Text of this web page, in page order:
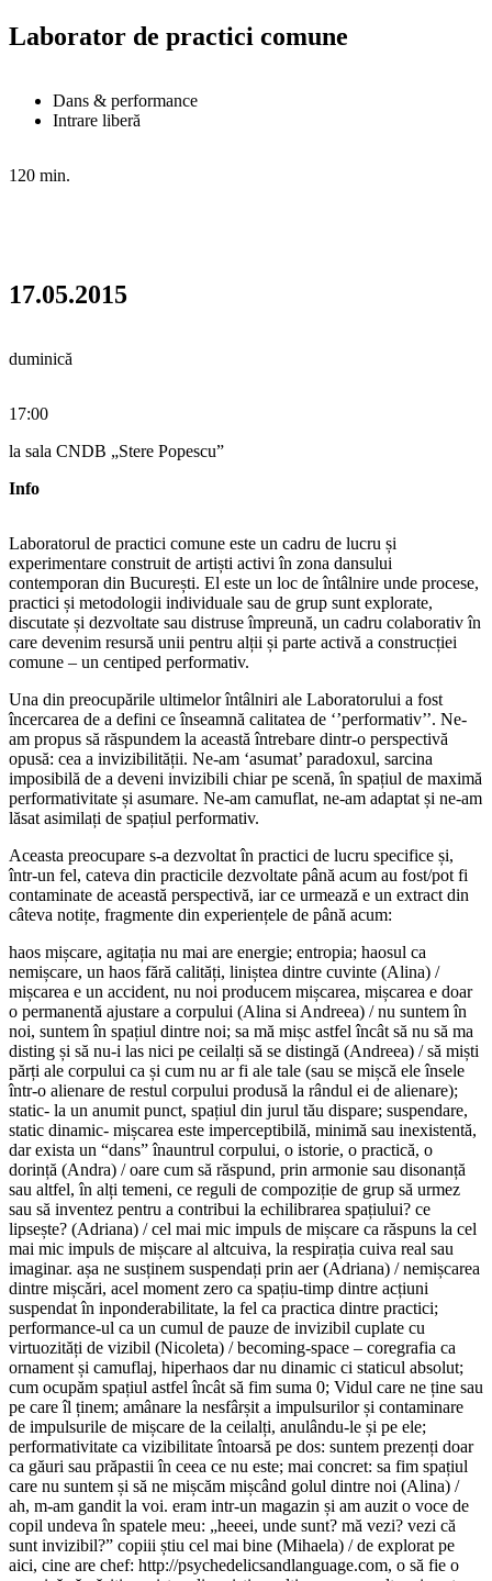
Laborator de practici comune
Dans & performance
Intrare liberă
120 min.
17.05.2015
duminică
17:00
la sala CNDB „Stere Popescu”
Info
Laboratorul de practici comune este un cadru de lucru și
experimentare construit de artiști activi în zona dansului
contemporan din București. El este un loc de întâlnire unde procese,
practici și metodologii individuale sau de grup sunt explorate,
discutate și dezvoltate sau distruse împreună, un cadru colaborativ în
care devenim resursă unii pentru alții și parte activă a construcției
comune – un centiped performativ.
Una din preocupările ultimelor întâlniri ale Laboratorului a fost
încercarea de a defini ce înseamnă calitatea de ‘’performativ’’. Ne-
am propus să răspundem la această întrebare dintr-o perspectivă
opusă: cea a invizibilității. Ne-am ‘asumat’ paradoxul, sarcina
imposibilă de a deveni invizibili chiar pe scenă, în spațiul de maximă
performativitate și asumare. Ne-am camuflat, ne-am adaptat și ne-am
lăsat asimilați de spațiul performativ.
Aceasta preocupare s-a dezvoltat în practici de lucru specifice și,
într-un fel, cateva din practicile dezvoltate până acum au fost/pot fi
contaminate de această perspectivă, iar ce urmează e un extract din
câteva notițe, fragmente din experiențele de până acum:
haos mișcare, agitația nu mai are energie; entropia; haosul ca
nemișcare, un haos fără calități, liniștea dintre cuvinte (Alina) /
mișcarea e un accident, nu noi producem mișcarea, mișcarea e doar
o permanentă ajustare a corpului (Alina si Andreea) / nu suntem în
noi, suntem în spațiul dintre noi; sa mă mișc astfel încât să nu să ma
disting și să nu-i las nici pe ceilalți să se distingă (Andreea) / să miști
părți ale corpului ca și cum nu ar fi ale tale (sau se mișcă ele însele
într-o alienare de restul corpului produsă la rândul ei de alienare);
static- la un anumit punct, spațiul din jurul tău dispare; suspendare,
static dinamic- mișcarea este imperceptibilă, minimă sau inexistentă,
dar exista un “dans” înauntrul corpului, o istorie, o practică, o
dorință (Andra) / oare cum să răspund, prin armonie sau disonanță
sau altfel, în alți temeni, ce reguli de compoziție de grup să urmez
sau să inventez pentru a contribui la echilibrarea spațiului? ce
lipsește? (Adriana) / cel mai mic impuls de mișcare ca răspuns la cel
mai mic impuls de mișcare al altcuiva, la respirația cuiva real sau
imaginar. așa ne susținem suspendați prin aer (Adriana) / nemișcarea
dintre mișcări, acel moment zero ca spațiu-timp dintre acțiuni
suspendat în inponderabilitate, la fel ca practica dintre practici;
performance-ul ca un cumul de pauze de invizibil cuplate cu
virtuozități de vizibil (Nicoleta) / becoming-space – coregrafia ca
ornament și camuflaj, hiperhaos dar nu dinamic ci staticul absolut;
cum ocupăm spațiul astfel încât să fim suma 0; Vidul care ne ține sau
pe care îl ținem; amânare la nesfârșit a impulsurilor și contaminare
de impulsurile de mișcare de la ceilalți, anulându-le și pe ele;
performativitate ca vizibilitate întoarsă pe dos: suntem prezenți doar
ca găuri sau prăpastii în ceea ce nu este; mai concret: sa fim spațiul
care nu suntem și să ne mișcăm mișcând golul dintre noi (Alina) /
ah, m-am gandit la voi. eram intr-un magazin și am auzit o voce de
copil undeva în spatele meu: „heeei, unde sunt? mă vezi? vezi că
sunt invizibil?” copiii știu cel mai bine (Mihaela) / de explorat pe
aici, cine are chef: http://psychedelicsandlanguage.com, o să fie o